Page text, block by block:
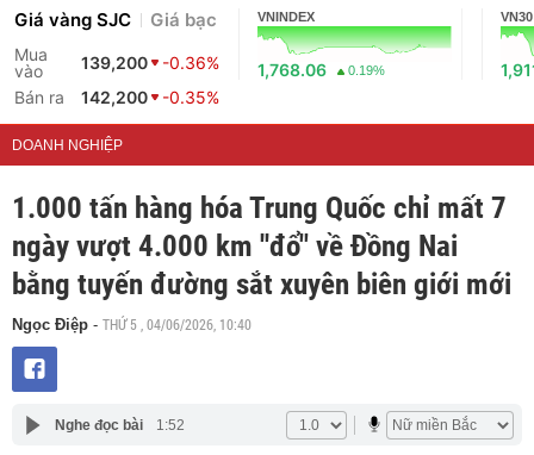
Giá vàng SJC Giá bạc
Mua
vào
139,200
-0.36%
Bán ra
142,200 -0.35%
VNINDEX
1,768.06 0.19%
VN30
DOANH NGHIỆP
1.000 tấn hàng hóa Trung Quốc chỉ mất 7
ngày vượt 4.000 km ''đổ" về Đồng Nai
bằng tuyến đường sắt xuyên biên giới mới
Ngọc Điệp - THỨ 5 , 04/06/2026, 10:40
Nghe đọc bài 1:52